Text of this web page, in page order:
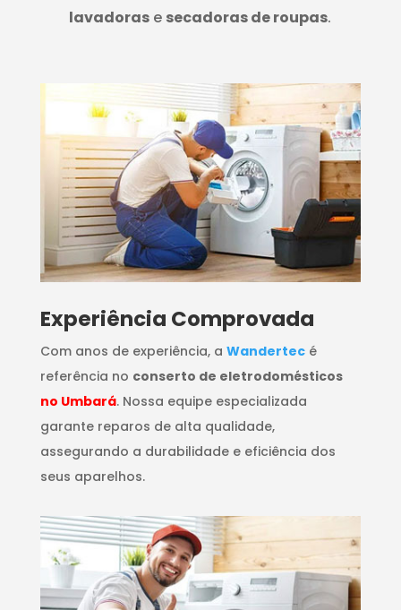
lavadoras e secadoras de roupas.
​Experiência Comprovada
Com anos de experiência, a Wandertecé
referência no conserto de eletrodomésticos
no Umbará. Nossa equipe especializada
garante reparos de alta qualidade,
assegurando a durabilidade e eficiência dos
seus aparelhos.